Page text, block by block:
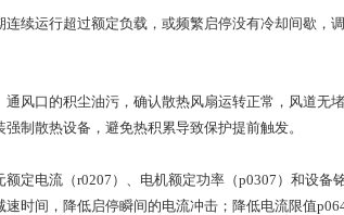
续运行超过额定负载，或频繁启停没有冷却间歇，
风口的积尘油污，确认散热风扇运转正常，风道无堵
制散热设备，避免热积累导致保护提前触发。
定电流（r0207）、电机额定功率（p0307）和设备
时间，降低启停瞬间的电流冲击；降低电流限值